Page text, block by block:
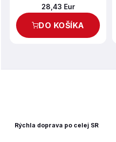
28,43 Eur
DO KOŠÍKA
Rýchla doprava po celej SR